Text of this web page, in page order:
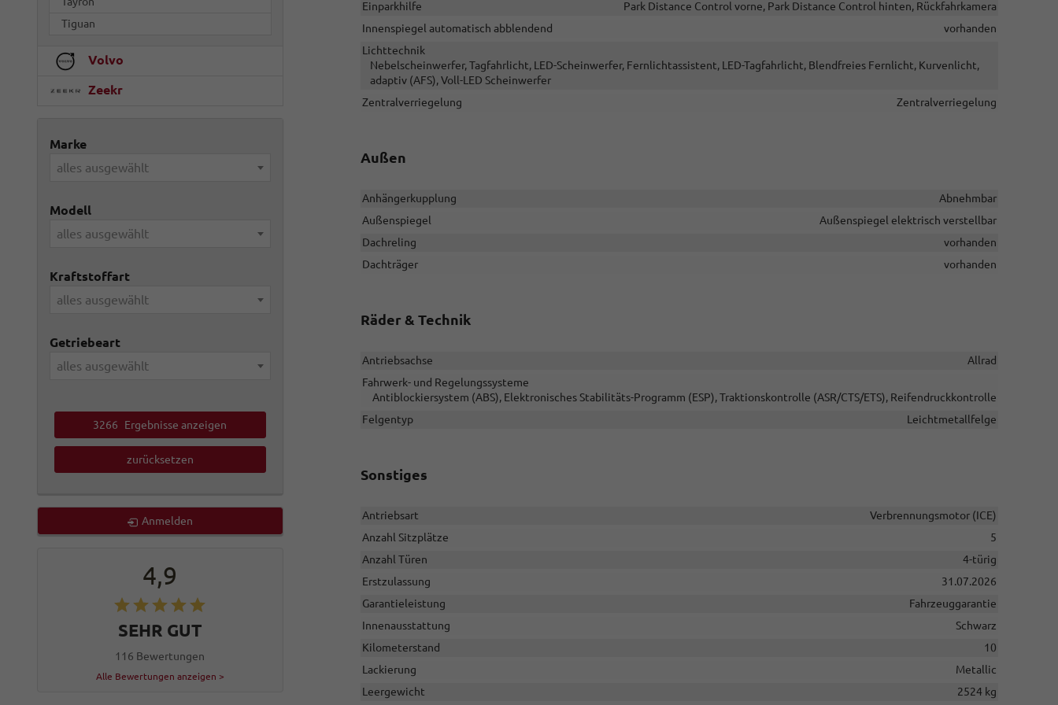
Einparkhilfe
Park Distance Control vorne, Park Distance Control hinten, Rückfahrkamera
Innenspiegel automatisch abblendend
vorhanden
Lichttechnik
Nebelscheinwerfer, Tagfahrlicht, LED-Scheinwerfer, Fernlichtassistent, LED-Tagfahrlicht, Blendfreies Fernlicht, Kurvenlicht,
adaptiv (AFS), Voll-LED Scheinwerfer
Zentralverriegelung
Zentralverriegelung
Außen
Anhängerkupplung
Abnehmbar
Außenspiegel
Außenspiegel elektrisch verstellbar
Dachreling
vorhanden
Dachträger
vorhanden
Räder & Technik
Antriebsachse
Allrad
Fahrwerk- und Regelungssysteme
Antiblockiersystem (ABS), Elektronisches Stabilitäts-Programm (ESP), Traktionskontrolle (ASR/CTS/ETS), Reifendruckkontrolle
Felgentyp
Leichtmetallfelge
Sonstiges
Antriebsart
Verbrennungsmotor (ICE)
Anzahl Sitzplätze
5
Anzahl Türen
4-türig
Erstzulassung
31.07.2026
Garantieleistung
Fahrzeuggarantie
Innenausstattung
Schwarz
Kilometerstand
10
Lackierung
Metallic
Leergewicht
2524 kg
Tiguan
Volvo
Zeekr
Marke
alles ausgewählt
Modell
alles ausgewählt
Kraftstoffart
alles ausgewählt
Getriebeart
alles ausgewählt
3266 Ergebnisse anzeigen
zurücksetzen
Anmelden
4,9
SEHR GUT
116 Bewertungen
Alle Bewertungen anzeigen >